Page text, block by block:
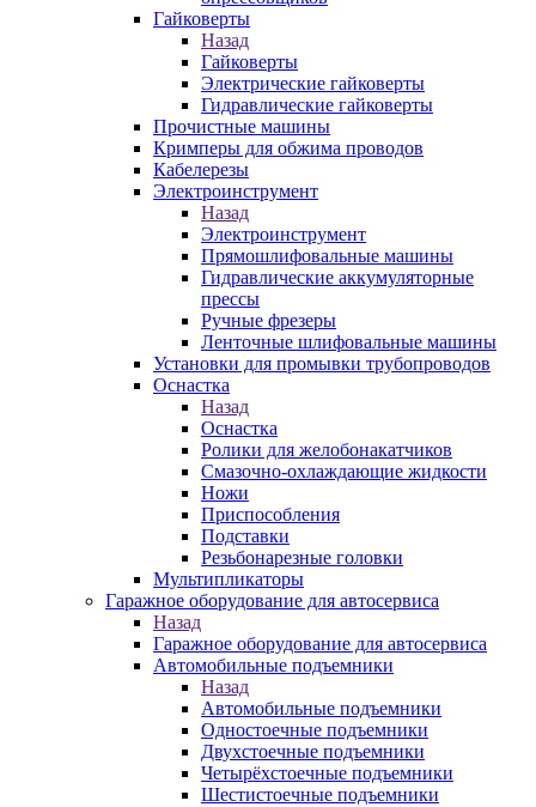
Гайковерты
Назад
Гайковерты
Электрические гайковерты
Гидравлические гайковерты
Прочистные машины
Кримперы для обжима проводов
Кабелерезы
Электроинструмент
Назад
Электроинструмент
Прямошлифовальные машины
Гидравлические аккумуляторные
прессы
Ручные фрезеры
Ленточные шлифовальные машины
Установки для промывки трубопроводов
Оснастка
Назад
Оснастка
Ролики для желобонакатчиков
Смазочно-охлаждающие жидкости
Ножи
Приспособления
Подставки
Резьбонарезные головки
Мультипликаторы
Гаражное оборудование для автосервиса
Назад
Гаражное оборудование для автосервиса
Автомобильные подъемники
Назад
Автомобильные подъемники
Одностоечные подъемники
Двухстоечные подъемники
Четырёхстоечные подъемники
Шестистоечные подъемники